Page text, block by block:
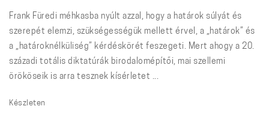
Frank Füredi méhkasba nyúlt azzal, hogy a határok súlyát és
szerepét elemzi, szükségességük mellett érvel, a „határok” és
a „határoknélküliség” kérdéskörét feszegeti. Mert ahogy a 20.
századi totális diktatúrák birodalomépítői, mai szellemi
örököseik is arra tesznek kísérletet ...
Készleten